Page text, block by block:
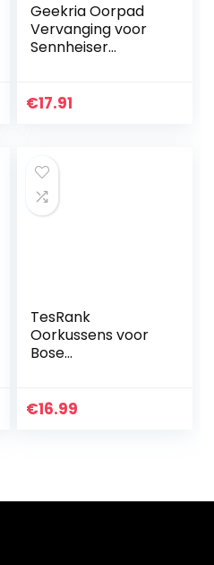
Geekria Oorpad
Vervanging voor
Sennheiser
Vervanging Oor
Cover…
€17.91
TesRank
Oorkussens voor
Bose
vervanging,
€16.99